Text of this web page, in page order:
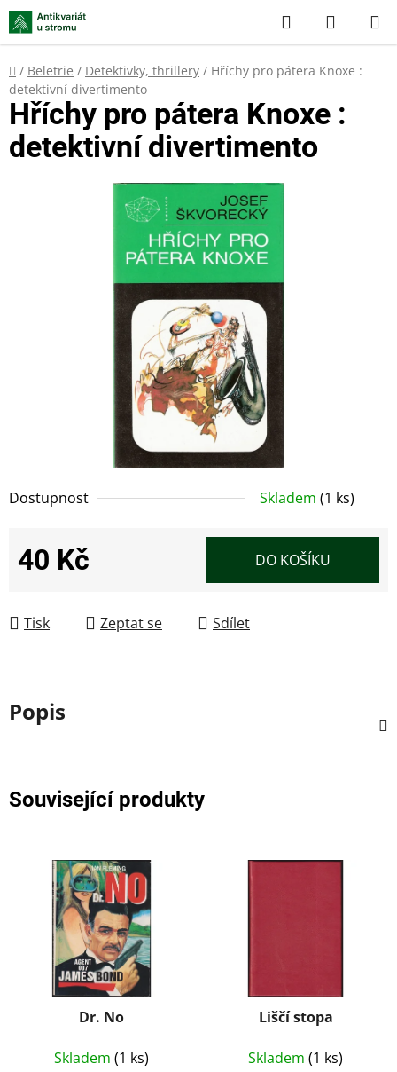
Přejít
na
obsah
Hledat
KOŠÍK
Domů
/ Beletrie / Detektivky, thrillery / Hříchy pro pátera Knoxe :
detektivní divertimento
Dostupnost Skladem (1 ks)
40 Kč DO KOŠÍKU
Tisk Zeptat se Sdílet
Hříchy pro pátera Knoxe :
detektivní divertimento
Popis
Související produkty
Dr. No
Skladem (1 ks)
Liščí stopa
Skladem (1 ks)